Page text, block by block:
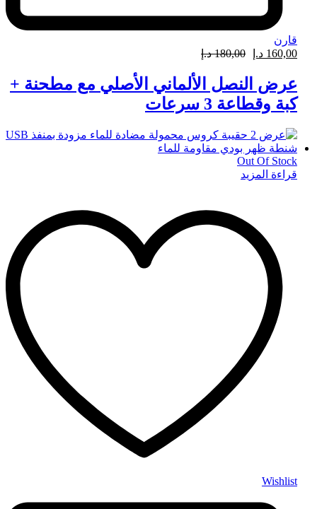
قارن
160,00 د.إ 180,00 د.إ
عرض النصل الألماني الأصلي مع مطحنة +
كبة وقطاعة 3 سرعات
Out Of Stock
قراءة المزيد
Wishlist